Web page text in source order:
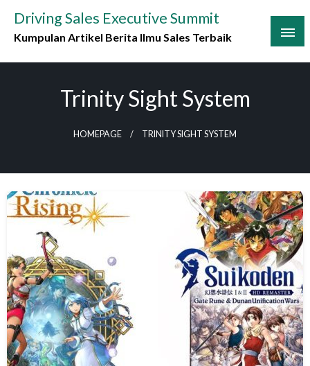
content
Driving Sales Executive Summit
Kumpulan Artikel Berita Ilmu Sales Terbaik
Trinity Sight System
HOMEPAGE TRINITY SIGHT SYSTEM